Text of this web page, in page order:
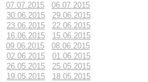
07.07.2015
06.07.2015
30.06.2015
29.06.2015
23.06.2015
22.06.2015
16.06.2015
15.06.2015
09.06.2015
08.06.2015
02.06.2015
01.06.2015
26.05.2015
25.05.2015
19.05.2015
18.05.2015